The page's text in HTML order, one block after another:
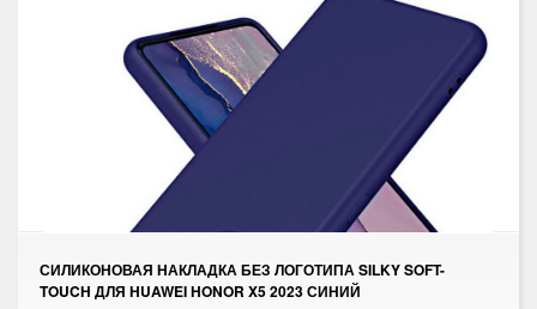
СИЛИКОНОВАЯ НАКЛАДКА БЕЗ ЛОГОТИПА SILKY SOFT-
TOUCH ДЛЯ HUAWEI HONOR X5 2023 СИНИЙ